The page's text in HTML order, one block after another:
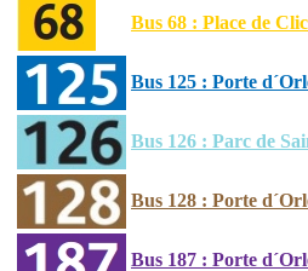
Bus 68 : Place de
Bus 125 : Porte
Bus 126 : Parc de
Bus 128 : Porte
Bus 187 : Porte